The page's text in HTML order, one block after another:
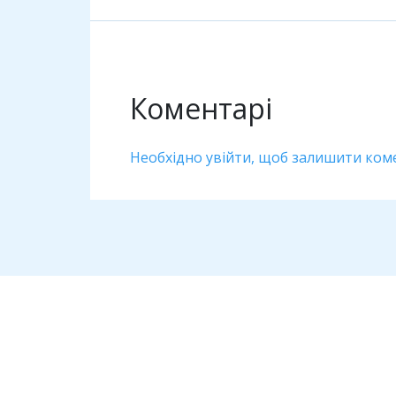
Коментарі
Необхідно увійти, щоб залишити